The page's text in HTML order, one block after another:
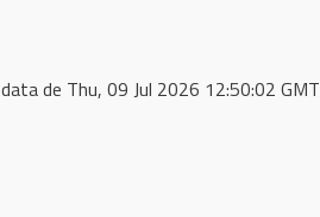
de Thu, 09 Jul 2026 12:50:02 GMT